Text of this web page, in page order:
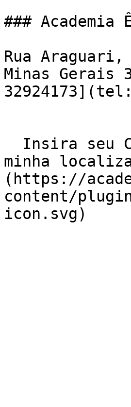
###
Rua
Minas Gerais
minha
(https://
content/
icon.svg)